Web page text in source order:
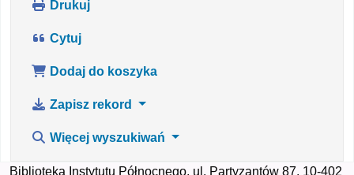
Drukuj
Cytuj
Dodaj do koszyka
Zapisz rekord
Więcej wyszukiwań
Biblioteka Instytutu Północnego, ul. Partyzantów 87, 10-402